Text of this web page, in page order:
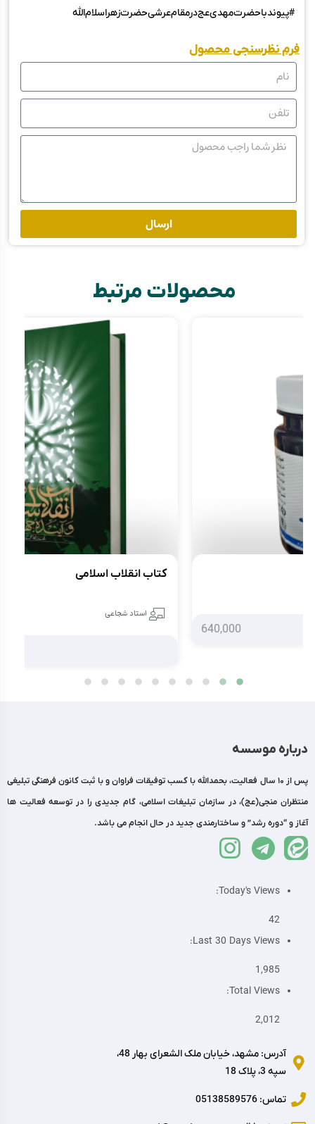
#پیوندبا‌حضرت‌مهدی‌عج‌در‌مقام‌عرشی‌حضرت‌زهرا‌سلام‌الله
فرم نظرسنجی محصول
ارسال
محصولات مرتبط
درباره موسسه
پس از 10 سال فعالیت، بحمدالله با کسب توفیقات فراوان و با ثبت کانون فرهنگی تبلیغی
منتظران منجی(عج)، در سازمان تبلیغات اسلامی، گام جدیدی را در توسعه فعالیت ها
آغاز و “دوره رشد” و ساختارمندی جدید در حال انجام می باشد.
Today's Views:
42
Last 30 Days Views:
1,985
Total Views:
2,012
آدرس: مشهد، خیابان ملک الشعرای بهار 48،
سپه 3، پلاک 18
تماس: 05138589576